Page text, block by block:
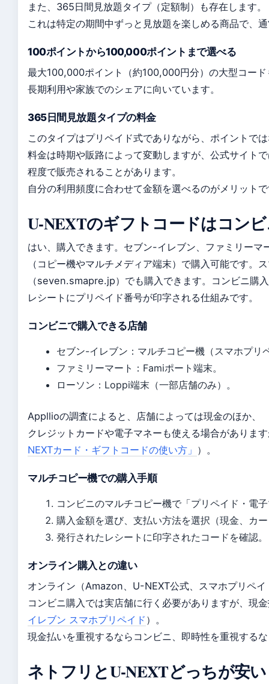
また、365日間見放題タイプ（定額制）も存在します。
これは特定の期間中ずっと見放題を楽しめる商品で、
100ポイントから100,000ポイントまで選べる
最大100,000ポイント（約100,000円分）の大型コー
長期利用や家族でのシェアに向いています。
365日間見放題タイプの料金
このタイプはプリペイド式でありながら、ポイントで
料金は時期や販路によって変動しますが、公式サイト
程度で販売されることがあります。
自分の利用頻度に合わせて金額を選べるのがメリット
U-NEXTのギフトコードはコン
はい、購入できます。セブン-イレブン、ファミリーマ
（コピー機やマルチメディア端末）で購入可能です。
（seven.smapre.jp）でも購入できます。コンビニ購
レシートにプリペイド番号が印字される仕組みです。
コンビニで購入できる店舗
セブン-イレブン：マルチコピー機（スマホプリ
ファミリーマート：Famiポート端末。
ローソン：Loppi端末（一部店舗のみ）。
Appllioの調査によると、店舗によっては現金のほか、
クレジットカードや電子マネーも使える場合がありま
NEXTカード・ギフトコードの使い方」 ）。
マルチコピー機での購入手順
コンビニのマルチコピー機で「プリペイド・電
購入金額を選び、支払い方法を選択（現金、カ
発行されたレシートに印字されたコードを確認。
オンライン購入との違い
オンライン（Amazon、U-NEXT公式、スマホプリペ
コンビニ購入では実店舗に行く必要がありますが、現
イレブン スマホプリペイド ）。
現金払いを重視するならコンビニ、即時性を重視する
ネトフリとU-NEXTどっちが安